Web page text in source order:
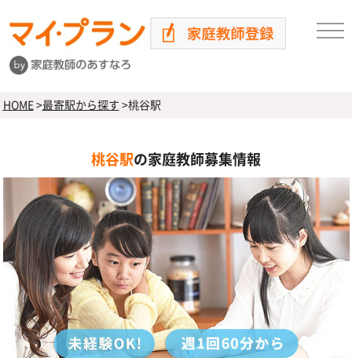
HOME>最寄駅から探す >桃谷駅
桃谷駅の家庭教師募集情報